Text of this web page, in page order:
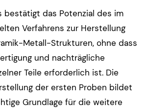
bestätigt das Potenzial des im
Verfahrens zur Herstellung
Metall-Strukturen, ohne dass
und nachträgliche
Teile erforderlich ist. Die
der ersten Proben bildet
Grundlage für die weitere